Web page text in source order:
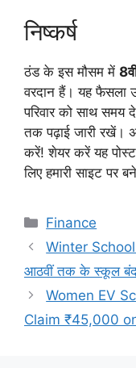
निष्कर्ष
ठंड के इस मौसम में
वरदान हैं। यह फैसला
परिवार को साथ
तक पढ़ाई जारी
करें! शेयर करें यह
लिए हमारी साइट पर
Categories
Finance
Winter
आठवीं तक के स्कूल
Women EV
Claim ₹45,000